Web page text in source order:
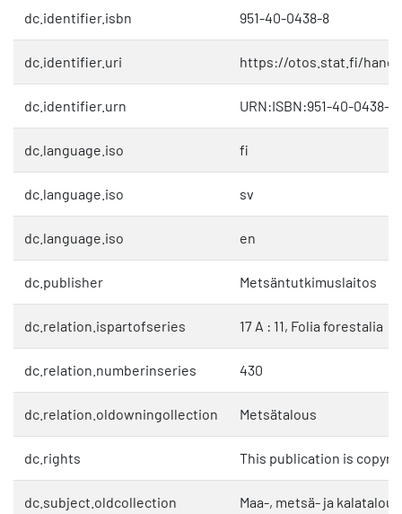
dc.identifier.isbn 951-40-0438-8
dc.identifier.uri https://otos.stat.fi/
dc.identifier.urn URN:ISBN:951-40-0438-8
dc.language.iso fi
dc.language.iso sv
dc.language.iso en
dc.publisher Metsäntutkimuslaitos
dc.relation.ispartofseries 17 A : 11, Folia forestalia
dc.relation.numberinseries 430
dc.relation.oldowningollection Metsätalous
dc.rights This publication is
dc.subject.oldcollection Maa-, metsä- ja kalatalous